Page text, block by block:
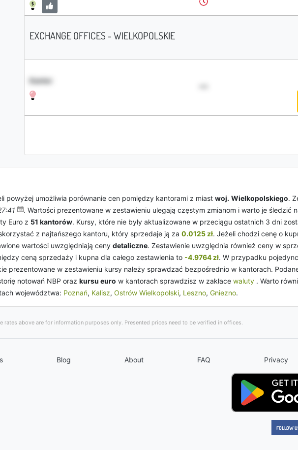
EXCHANGE OFFICES - WIELKOPOLSKIE
Kantor •••
powyżej umożliwia porównanie cen pomiędzy kantorami z miast woj. Wielkopolskiego.
. Wartości prezentowane w zestawieniu ulegają częstym zmianom i warto je śledzić
Euro z 51 kantorów. Kursy, które nie były aktualizowane w przeciągu ostatnich 3 dni
z najtańszego kantoru, który sprzedaje ją za 0.0125 zł. Jeżeli chodzi cenę o
wartości uwzględniają ceny detaliczne. Zestawienie uwzględnia również ceny w
ceną sprzedaży i kupna dla całego zestawienia to -4.9764 zł. W przypadku
prezentowane w zestawieniu kursy należy sprawdzać bezpośrednio w kantorach.
notowań NBP oraz kursu euro w kantorach sprawdzisz w zakłace waluty . Warto
województwa: Poznań, Kalisz, Ostrów Wielkopolski, Leszno, Gniezno.
rates above are for information purposes only. Presented prices need to be verified in offices.
Blog About FAQ Privacy